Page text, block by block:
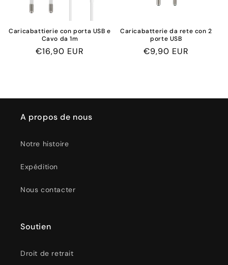
Caricabattierie con porta USB e
Cavo da 1m
Prix
€16,90 EUR
Caricabatterie da rete con 2
porte USB
Prix
€9,90 EUR
A propos de nous
Notre histoire
Expédition
Nous contacter
Soutien
Droit de retrait